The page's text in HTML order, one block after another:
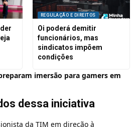
REGULAÇÃO E DIREITOS
Oi poderá demitir
funcionários, mas
sindicatos impõem
condições
imersão para gamers em
dessa iniciativa
da TIM em direção à